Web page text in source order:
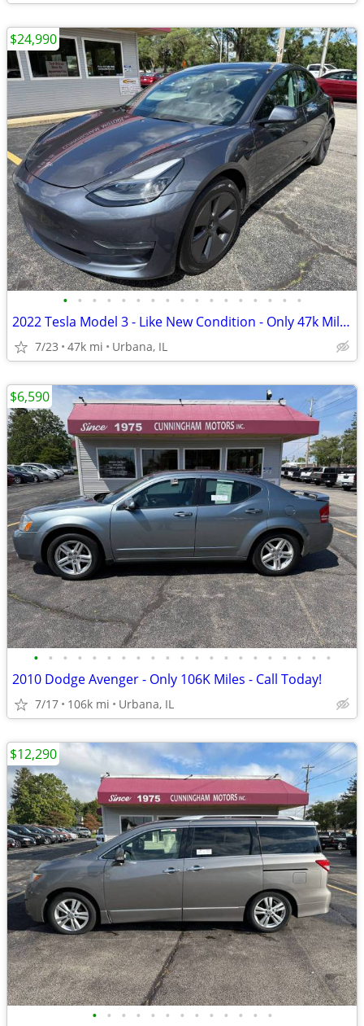
• • • • • • • • • • • • • • • • •
2022 Tesla Model 3 - Like New Condition - Only 47k Miles!
7/23 47k mi Urbana, IL
$24,990
• • • • • • • • • • • • • • • • • • • • •
2010 Dodge Avenger - Only 106K Miles - Call Today!
7/17 106k mi Urbana, IL
$6,590
• • • • • • • • • • • • •
$12,290